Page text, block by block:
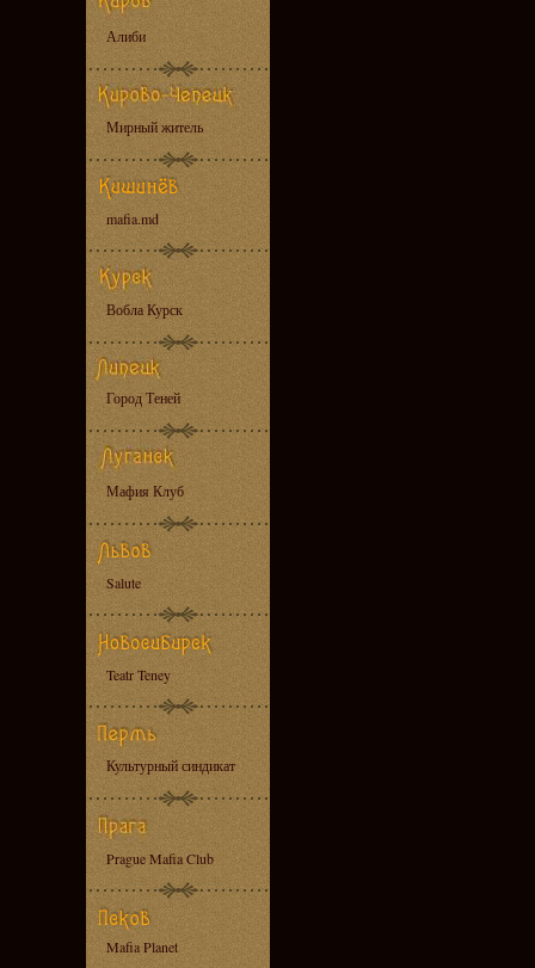
Алиби
Мирный житель
mafia.md
Вобла Курск
Город Теней
Мафия Клуб
Salute
Teatr Teney
Культурный синдикат
Prague Mafia Club
Mafia Planet